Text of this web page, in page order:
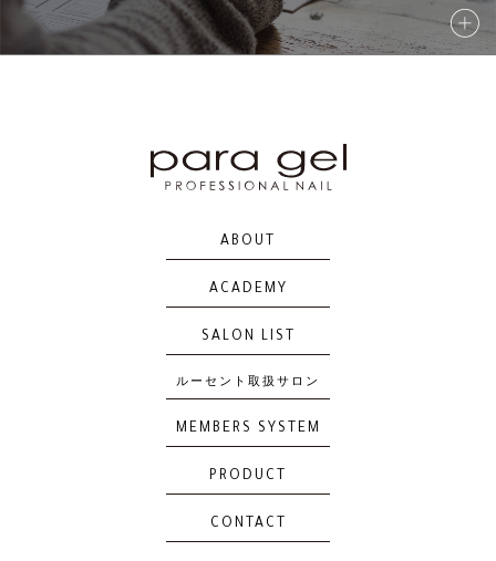
AM26 AM27 AM28
AM30 AM31
AMD34 AMD35
AM38 AM39
ABOUT
ACADEMY
SALON LIST
ルーセント取扱サロン
MEMBERS SYSTEM
PRODUCT
CONTACT